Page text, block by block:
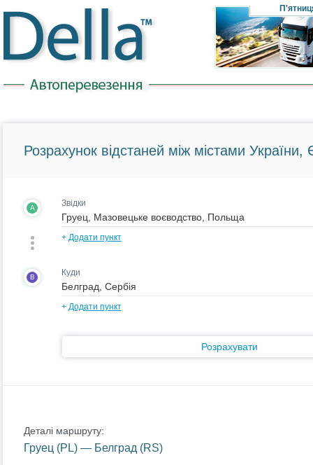
Розрахунок відстаней між містами України,
A Звідки
+ Додати пункт
B Куди
+ Додати пункт
Розрахувати
Деталі маршруту:
Груец (PL) — Белград (RS)